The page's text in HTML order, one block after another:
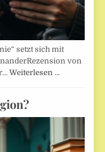
setzt sich mit
von
Weiterlesen …